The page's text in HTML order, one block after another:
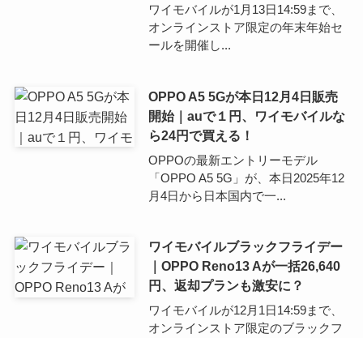
ワイモバイルが1月13日14:59まで、
オンラインストア限定の年末年始セ
ールを開催し...
OPPO A5 5Gが本日12月4日販売
開始｜auで１円、ワイモバイルな
ら24円で買える！
OPPOの最新エントリーモデル
「OPPO A5 5G」が、本日2025年12
月4日から日本国内で一...
ワイモバイルブラックフライデー
｜OPPO Reno13 Aが一括26,640
円、返却プランも激安に？
ワイモバイルが12月1日14:59まで、
オンラインストア限定のブラックフ